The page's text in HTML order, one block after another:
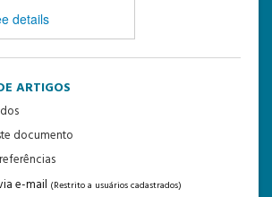
details
ARTIGOS
documento
e-mail (Restrito a usuários cadastrados)